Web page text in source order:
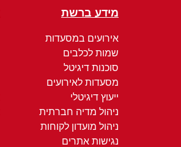
מידע ברשת
אירועים במסעדות
שמות לכלבים
סוכנות דיגיטל
מסעדות לאירועים
ייעוץ דיגיטלי
ניהול מדיה חברתית
ניהול מועדון לקוחות
נגישות אתרים